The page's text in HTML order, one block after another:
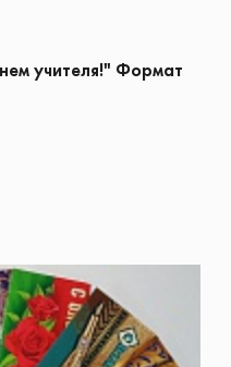
учителя!" Формат